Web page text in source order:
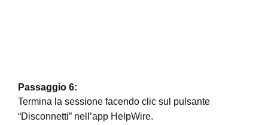
Passaggio 6:
Termina la sessione facendo clic sul pulsante
“Disconnetti” nell’app HelpWire.